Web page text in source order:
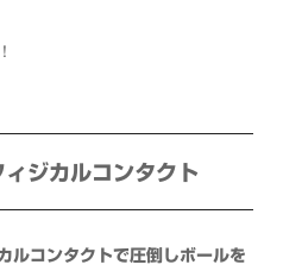
ジカルコンタクト
ルコンタクトで圧倒しボールを